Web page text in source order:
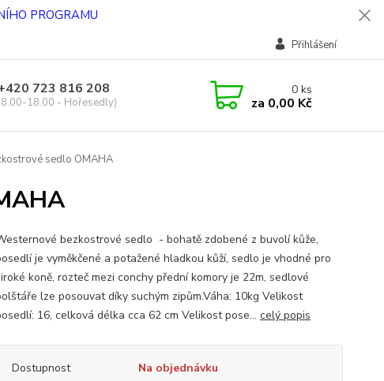
PROGRAMU
Přihlášení
723 816 208
18.00 - Hořesedly)
0ks
za 0,00 Kč
sedlo OMAHA
bezkostrové sedlo - bohatě zdobené z buvolí kůže,
je vyměkčené a potažené hladkou kůží, sedlo je vhodné pro
koně, rozteč mezi conchy přední komory je 22m, sedlové
lze posouvat díky suchým zipům.Váha: 10kg Velikost
16, celková délka cca 62 cm Velikost pose... celý popis
Dostupnost
Na objednávku